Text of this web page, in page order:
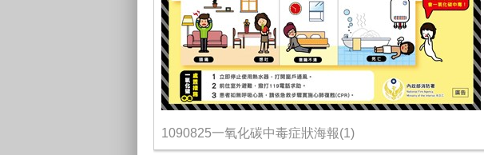
1090825一氧化碳中毒症狀海報(1)